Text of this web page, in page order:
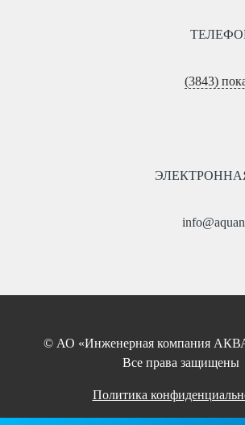
(3843)
© АО «Инженерная компания
Все права защищены
Политика